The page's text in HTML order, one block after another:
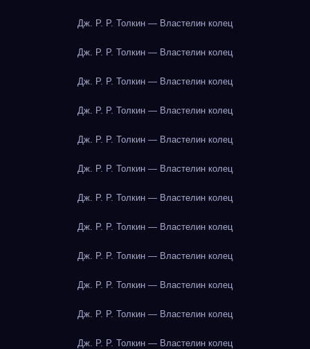
Дж. Р. Р. Толкин — Властелин колец
Дж. Р. Р. Толкин — Властелин колец
Дж. Р. Р. Толкин — Властелин колец
Дж. Р. Р. Толкин — Властелин колец
Дж. Р. Р. Толкин — Властелин колец
Дж. Р. Р. Толкин — Властелин колец
Дж. Р. Р. Толкин — Властелин колец
Дж. Р. Р. Толкин — Властелин колец
Дж. Р. Р. Толкин — Властелин колец
Дж. Р. Р. Толкин — Властелин колец
Дж. Р. Р. Толкин — Властелин колец
Дж. Р. Р. Толкин — Властелин колец